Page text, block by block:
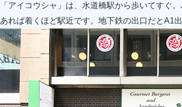
「アイコウシャ」は、水道橋駅から歩いてすぐ
あれば着くほど駅近です。地下鉄の出口だとA1